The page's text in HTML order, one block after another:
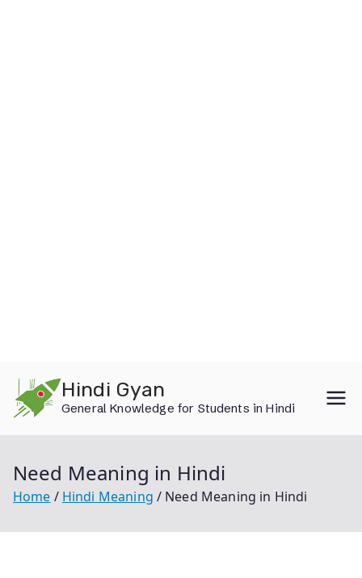
content
Hindi Gyan
General Knowledge for Students in Hindi
Need Meaning in Hindi
Home Hindi Meaning Need Meaning in Hindi